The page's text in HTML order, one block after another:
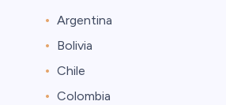
Argentina
Bolivia
Chile
Colombia